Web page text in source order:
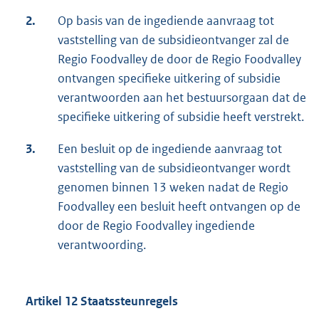
2.
Op basis van de ingediende aanvraag tot
vaststelling van de subsidieontvanger zal de
Regio Foodvalley de door de Regio Foodvalley
ontvangen specifieke uitkering of subsidie
verantwoorden aan het bestuursorgaan dat de
specifieke uitkering of subsidie heeft verstrekt.
3.
Een besluit op de ingediende aanvraag tot
vaststelling van de subsidieontvanger wordt
genomen binnen 13 weken nadat de Regio
Foodvalley een besluit heeft ontvangen op de
door de Regio Foodvalley ingediende
verantwoording.
Artikel 12 Staatssteunregels